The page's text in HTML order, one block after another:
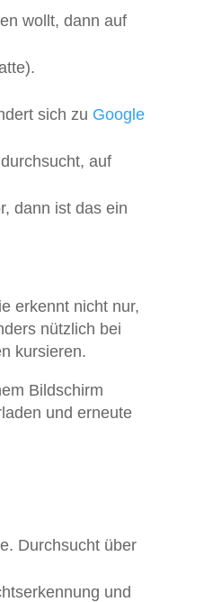
wollt, dann auf
sich zu Google
auf
dann ist das ein
erkennt nicht nur,
nützlich bei
kursieren.
Bildschirm
und erneute
Durchsucht über
und